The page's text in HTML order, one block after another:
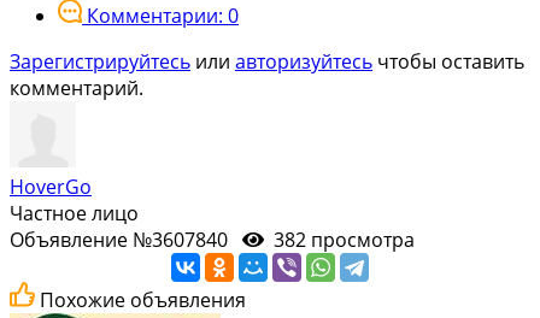
Комментарии: 0
Зарегистрируйтесь или авторизуйтесь чтобы оставить
комментарий.
HoverGo
Частное лицо
Объявление №3607840
382 просмотра
Похожие объявления